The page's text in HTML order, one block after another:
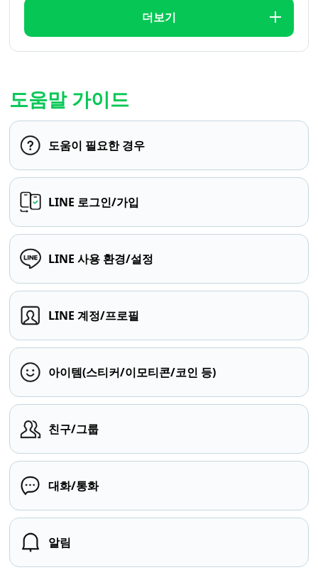
더보기
도움말 가이드
도움이 필요한 경우
LINE 로그인/가입
LINE 사용 환경/설정
LINE 계정/프로필
아이템(스티커/이모티콘/코인 등)
친구/그룹
대화/통화
알림